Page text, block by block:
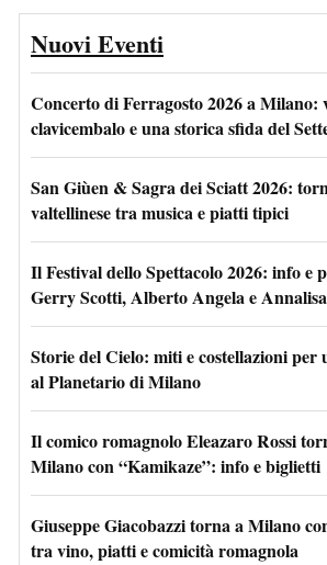
Nuovi Eventi
Concerto di Ferragosto 2026 a Milano:
clavicembalo e una storica sfida del
San Giùen & Sagra dei Sciatt 2026:
valtellinese tra musica e piatti tipici
Il Festival dello Spettacolo 2026: info e
Gerry Scotti, Alberto Angela e Annalisa
Storie del Cielo: miti e costellazioni per
al Planetario di Milano
Il comico romagnolo Eleazaro Rossi
Milano con “Kamikaze”: info e biglietti
Giuseppe Giacobazzi torna a Milano
tra vino, piatti e comicità romagnola